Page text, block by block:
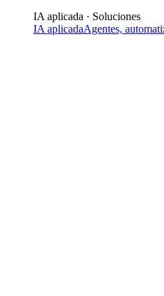
IA aplicada · Soluciones
IA aplicadaAgentes,